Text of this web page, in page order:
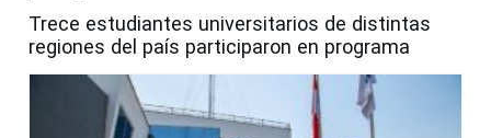
Trece estudiantes universitarios de distintas
regiones del país participaron en programa